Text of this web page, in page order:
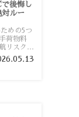
で後悔し
ルー
めの5つ
荷物料
リスク、
会社を利
い注意点